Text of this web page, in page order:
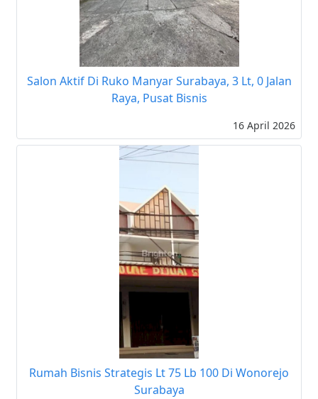
Salon Aktif Di Ruko Manyar Surabaya, 3 Lt, 0 Jalan
Raya, Pusat Bisnis
16 April 2026
Rumah Bisnis Strategis Lt 75 Lb 100 Di Wonorejo
Surabaya